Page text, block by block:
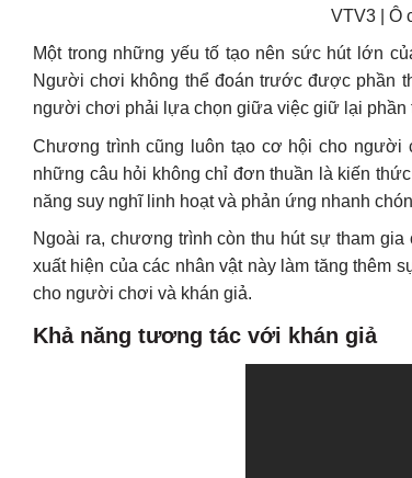
VTV3 | Ô
Một trong những yếu tố tạo nên sức hút lớn
Người chơi không thể đoán trước được phần
người chơi phải lựa chọn giữa việc giữ lại
Chương trình cũng luôn tạo cơ hội cho người
những câu hỏi không chỉ đơn thuần là kiến
năng suy nghĩ linh hoạt và phản ứng nhanh
Ngoài ra, chương trình còn thu hút sự tham
xuất hiện của các nhân vật này làm tăng thêm
cho người chơi và khán giả.
Khả năng tương tác với khán giả